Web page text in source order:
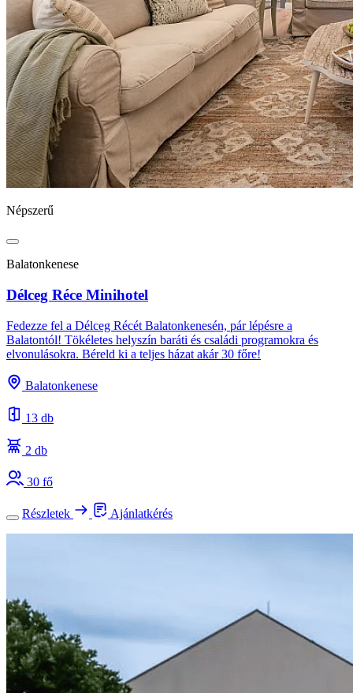
Népszerű
Balatonkenese
Délceg Réce Minihotel
Fedezze fel a Délceg Récét Balatonkenesén, pár lépésre a
Balatontól! Tökéletes helyszín baráti és családi programokra és
elvonulásokra. Béreld ki a teljes házat akár 30 főre!
Balatonkenese
13 db
2 db
30 fő
Részletek Ajánlatkérés